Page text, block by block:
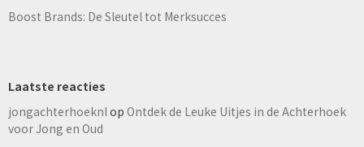
Boost Brands: De Sleutel tot Merksucces
Laatste reacties
jongachterhoeknl op Ontdek de Leuke Uitjes in de Achterhoek
voor Jong en Oud